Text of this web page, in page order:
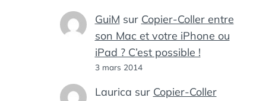
GuiM sur Copier-Coller entre
son Mac et votre iPhone ou
iPad ? C’est possible !
3 mars 2014
Laurica sur Copier-Coller